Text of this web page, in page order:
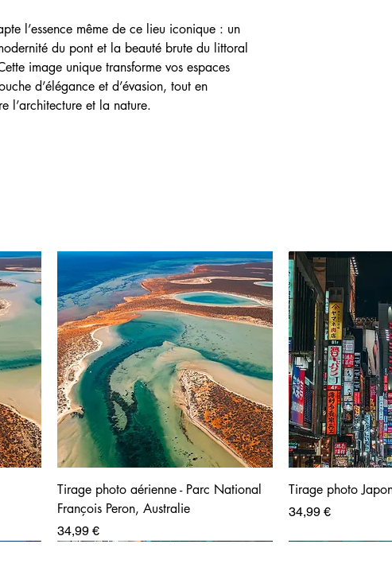
l’essence même de ce lieu iconique : un
du pont et la beauté brute du littoral
image unique transforme vos espaces
d’élégance et d’évasion, tout en
l’architecture et la nature.
Tirage photo aérienne - Parc National
François Peron, Australie
Prix
34,99 €
Tirage photo
Prix
34,99 €